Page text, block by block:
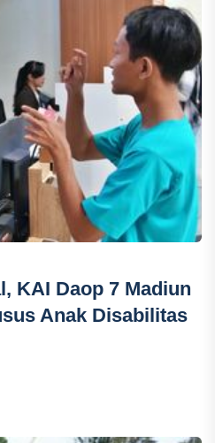
KAI Daop 7 Madiun
Anak Disabilitas